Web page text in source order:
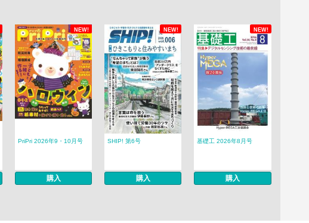
NEW! NEW! NEW!
PriPri 2026年9・10月号
購入
SHIP! 第6号
購入
基礎工 2026年8月号
購入